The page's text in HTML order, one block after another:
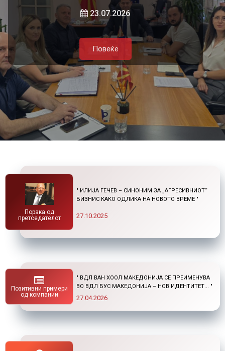
локалната самоуправа и приватниот
сектор
05.08.2026
Повеќе
23.07.2026
Повеќе
и нетарифните бариери
21.07.2026
Повеќе
Порака од
претседателот
" ИЛИЈА ГЕЧЕВ – СИНОНИМ ЗА „АГРЕСИВНИОТ“
БИЗНИС КАКО ОДЛИКА НА НОВОТО ВРЕМЕ "
27.10.2025
Позитивни примери
од компании
ПОСТДИПЛОМСКИ СТУДИИ ДОМА И ВО
СТРАНСТВО "
01.04.2026